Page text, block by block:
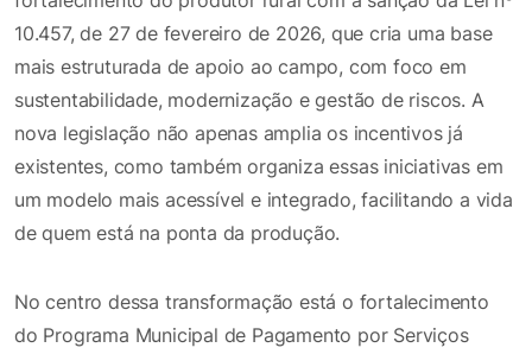
10.457, de 27 de fevereiro de 2026, que cria uma base
mais estruturada de apoio ao campo, com foco em
sustentabilidade, modernização e gestão de riscos. A
nova legislação não apenas amplia os incentivos já
existentes, como também organiza essas iniciativas em
um modelo mais acessível e integrado, facilitando a vida
de quem está na ponta da produção.
No centro dessa transformação está o fortalecimento
do Programa Municipal de Pagamento por Serviços